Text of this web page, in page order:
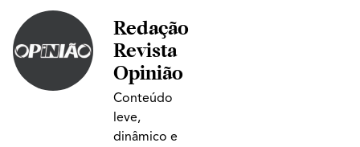
Redação
Revista
Opinião
Conteúdo
leve,
dinâmico e